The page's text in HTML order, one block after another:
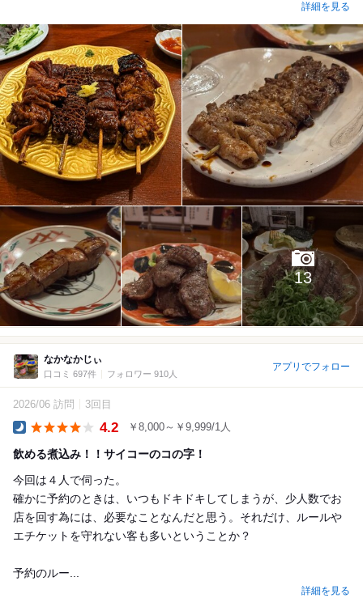
詳細を見る
13
なかなかじぃ
口コミ 697件 フォロワー 910人
アプリでフォロー
2026/06 訪問 3回目
4.2 ￥8,000～￥9,999/1人
飲める煮込み！！サイコーのコの字！
今回は４人で伺った。
確かに予約のときは、いつもドキドキしてしまうが、少人数でお
店を回す為には、必要なことなんだと思う。それだけ、ルールや
エチケットを守れない客も多いということか？
予約のルー...
詳細を見る